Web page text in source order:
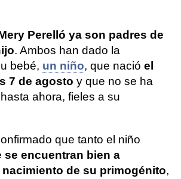
Perelló ya son padres de
. Ambos han dado la
bebé, un niño, que nació el
7 de agosto y que no se ha
ahora, fieles a su
que tanto el niño
se encuentran bien a
de su primogénito,